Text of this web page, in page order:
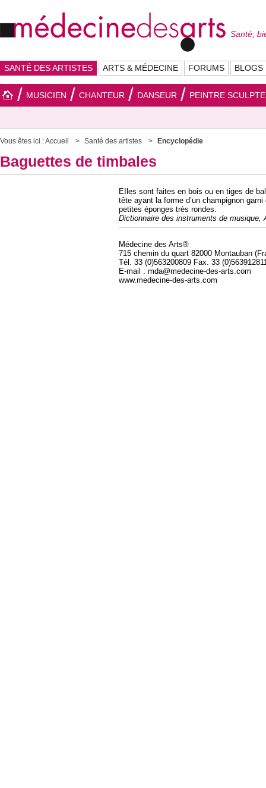
Santé,
SANTÉ DES ARTISTES ARTS & MÉDECINE FORUMS BLOGS
MUSICIEN CHANTEUR DANSEUR PEINTRE
Vous êtes ici :Accueil Santé des artistes Encyclopédie
Baguettes de timbales
EIles sont faites en bois ou en tiges de
tête ayant la forme d’un champignon
petites éponges très rondes.
Dictionnaire des instruments de musique,
Médecine des Arts®
715 chemin du quart 82000 Montauban
Tél. 33 (0)563200809 Fax. 33
E-mail : mda@medecine-des-arts.com
www.medecine-des-arts.com